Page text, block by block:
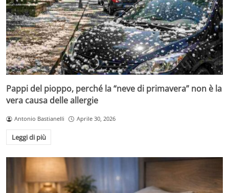
Pappi del pioppo, perché la “neve di primavera” non è la
vera causa delle allergie
Antonio Bastianelli Aprile 30, 2026
Leggi di più